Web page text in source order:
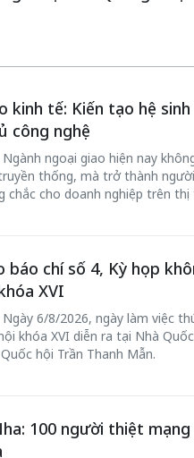
kinh tế: Kiến tạo hệ
công nghệ
ngoại giao hiện nay
thống, mà trở thành
chắc cho doanh nghiệp trên
báo chí số 4, Kỳ họp
XVI
Ngày 6/8/2026, ngày làm việc
khóa XVI diễn ra tại Nhà
hội Trần Thanh Mẫn.
100 người thiệt